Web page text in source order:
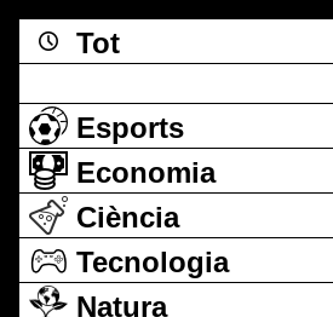
Tot
Esports
Economia
Ciència
Tecnologia
Natura